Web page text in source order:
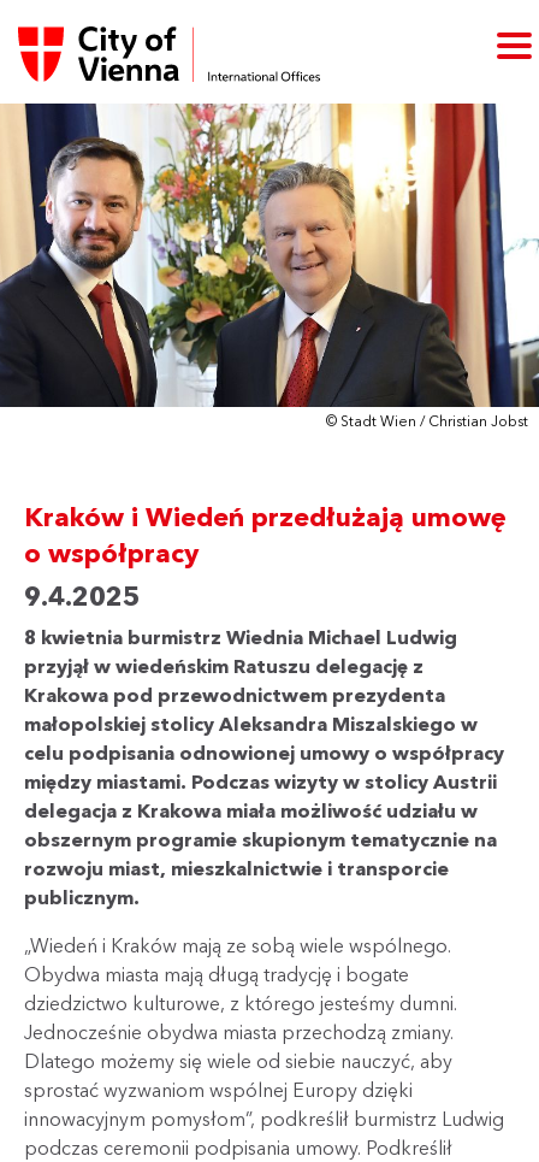
© Stadt Wien / Christian Jobst
Kraków i Wiedeń przedłużają umowę
o współpracy
9.4.2025
8 kwietnia burmistrz Wiednia Michael Ludwig
przyjął w wiedeńskim Ratuszu delegację z
Krakowa pod przewodnictwem prezydenta
małopolskiej stolicy Aleksandra Miszalskiego w
celu podpisania odnowionej umowy o współpracy
między miastami. Podczas wizyty w stolicy Austrii
delegacja z Krakowa miała możliwość udziału w
obszernym programie skupionym tematycznie na
rozwoju miast, mieszkalnictwie i transporcie
publicznym.
„Wiedeń i Kraków mają ze sobą wiele wspólnego.
Obydwa miasta mają długą tradycję i bogate
dziedzictwo kulturowe, z którego jesteśmy dumni.
Jednocześnie obydwa miasta przechodzą zmiany.
Dlatego możemy się wiele od siebie nauczyć, aby
sprostać wyzwaniom wspólnej Europy dzięki
innowacyjnym pomysłom”, podkreślił burmistrz Ludwig
podczas ceremonii podpisania umowy. Podkreślił